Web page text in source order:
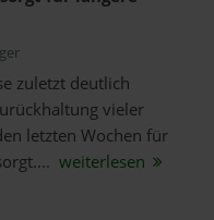
zuletzt deutlich
vieler
letzten Wochen für
weiterlesen